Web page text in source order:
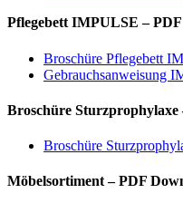
Pflegebett IMPULSE –
Broschüre Pflegebett
Gebrauchsanweisung
Broschüre Sturzprophylaxe
Broschüre
Möbelsortiment – PDF